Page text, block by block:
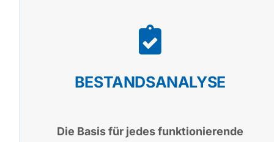
BESTANDSANALYSE
Die Basis für jedes funktionierende